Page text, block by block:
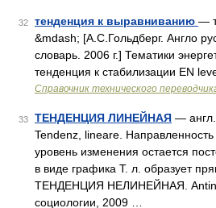
32 тенденция к выравниванию —
&mdash; [А.С.Гольдберг. Англо
словарь. 2006 г.] Тематики
тенденция к стабилизации EN
Справочник технического
33 ТЕНДЕНЦИЯ ЛИНЕЙНАЯ — англ.
Tendenz, lineare.
уровень изменения остается
в виде графика Т. л. образует
ТЕНДЕНЦИЯ НЕЛИНЕЙНАЯ.
социологии, 2009 …